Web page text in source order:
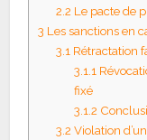
2.2 Le pacte de
3 Les sanctions en
3.1 Rétractation
3.1.1
fixé
3.1.2
3.2Violation